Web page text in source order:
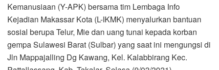
Kemanusiaan (Y-APK) bersama tim Lembaga Info
Kejadian Makassar Kota (L-IKMK) menyalurkan bantuan
sosial berupa Telur, Mie dan uang tunai kepada korban
gempa Sulawesi Barat (Sulbar) yang saat ini mengungsi di
Jln Mappajalling Dg Kawang, Kel. Kalabbirang Kec.